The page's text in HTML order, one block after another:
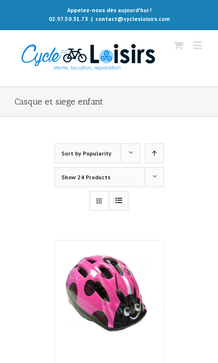
Appelez-nous dès aujourd'hui !
02.97.50.31.73 | contact@cyclesloisirs.com
Casque et siege enfant
Sort by Popularity
Show 24 Products